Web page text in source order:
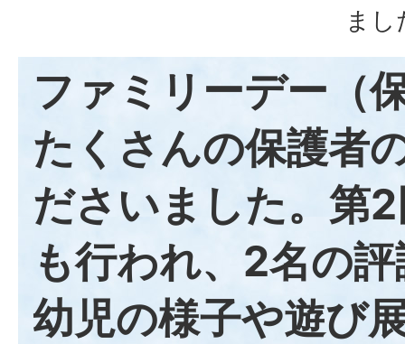
まし
ファミリーデー（
たくさんの保護者
ださいました。第
も行われ、2名の
幼児の様子や遊び